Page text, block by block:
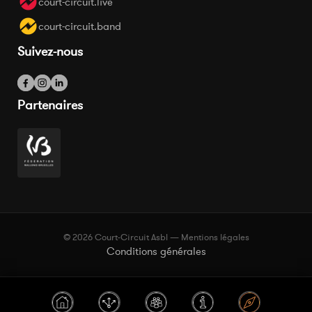
court-circuit.band
Suivez-nous
Partenaires
© 2026 Court-Circuit Asbl — Mentions légales
Conditions générales